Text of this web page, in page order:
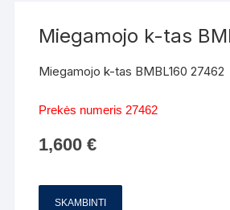
Miegamojo k-tas
Miegamojo k-tas BMBL160 27462
Prekės numeris 27462
1,600€
SKAMBINTI